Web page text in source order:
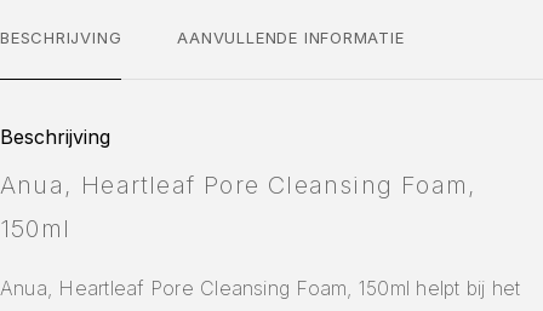
BESCHRIJVING AANVULLENDE INFORMATIE
Beschrijving
Anua, Heartleaf Pore Cleansing Foam,
150ml
Anua, Heartleaf Pore Cleansing Foam, 150ml helpt bij het